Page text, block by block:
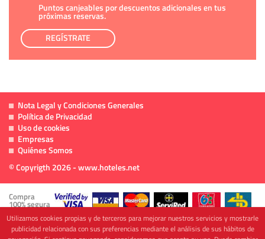
Puntos canjeables por descuentos adicionales en tus
próximas reservas.
REGÍSTRATE
Nota Legal y Condiciones Generales
Política de Privacidad
Uso de cookies
Empresas
Quiénes Somos
© Copyrigth 2026 - www.hoteles.net
Compra
100% segura
Utilizamos cookies propias y de terceros para mejorar nuestros servicios y mostrarle
publicidad relacionada con sus preferencias mediante el análisis de sus hábitos de